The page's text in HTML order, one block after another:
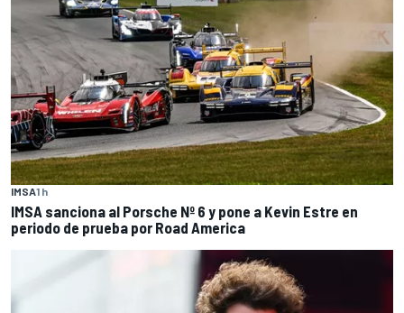
IMSA1 h
IMSA sanciona al Porsche Nº 6 y pone a Kevin Estre en
periodo de prueba por Road America